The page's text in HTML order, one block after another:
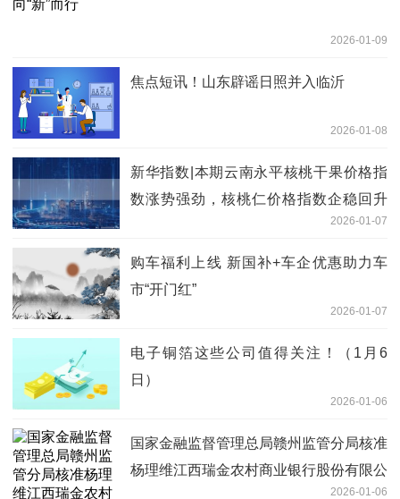
2026-01-09
焦点短讯！山东辟谣日照并入临沂
2026-01-08
新华指数|本期云南永平核桃干果价格指
数涨势强劲，核桃仁价格指数企稳回升
2026-01-07
购车福利上线 新国补+车企优惠助力车
市“开门红”
2026-01-07
电子铜箔这些公司值得关注！（1月6
日）
2026-01-06
国家金融监督管理总局赣州监管分局核准
杨理维江西瑞金农村商业银行股份有限公
2026-01-06